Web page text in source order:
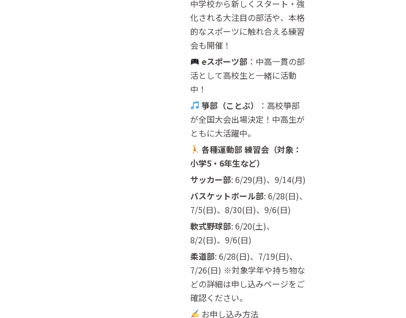
中学校から新しくスタート・強
化される大注目の部活や、本格
的なスポーツに触れ合える練習
会も開催！
eスポーツ部 ：中高一貫の部
活として高校生と一緒に活動
中！
箏部（ことぶ）
：高校箏部
が全国大会出場決定！中高生が
ともに大活躍中。
各種運動部 練習会（対象：
小学5・6年生など）
サッカー部: 6/29(月)、9/14(月)
バスケットボール部: 6/28(日)、
7/5(日)、8/30(日)、9/6(日)
軟式野球部: 6/20(土)、
8/2(日)、9/6(日)
柔道部: 6/28(日)、7/19(日)、
7/26(日) ※対象学年や持ち物な
どの詳細は申し込みページをご
確認ください。
お申し込み方法